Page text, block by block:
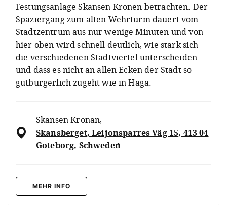
Festungsanlage Skansen Kronen betrachten. Der
Spaziergang zum alten Wehrturm dauert vom
Stadtzentrum aus nur wenige Minuten und von
hier oben wird schnell deutlich, wie stark sich
die verschiedenen Stadtviertel unterscheiden
und dass es nicht an allen Ecken der Stadt so
gutbürgerlich zugeht wie in Haga.
Skansen Kronan,
Skansberget, Leijonsparres Väg 15, 413 04
Göteborg, Schweden
MEHR INFO